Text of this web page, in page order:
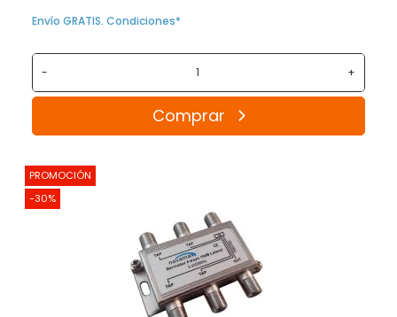
Envío GRATIS. Condiciones*
- +
Comprar
PROMOCIÓN
-30%